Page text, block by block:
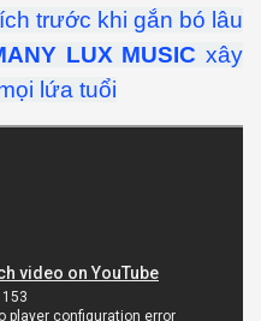
trước khi gắn bó lâu
LUX MUSIC xây
lứa tuổi